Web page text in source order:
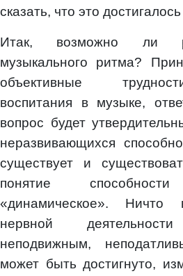
сказать, что это
Итак, возможно ли
музыкального ритма?
объективные
воспитания в музыке,
вопрос будет
неразвивающихся
существует и
понятие
«динамическое».
нервной
неподвижным,
может быть достигнуто,